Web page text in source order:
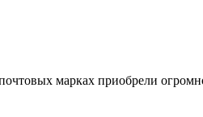
марках приобрели